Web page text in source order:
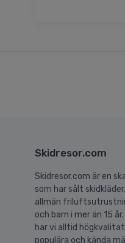
Skidresor.com
Skidresor.com är en
som har sålt
allmän
och barn i mer än 15
har vi alltid
populära och kända